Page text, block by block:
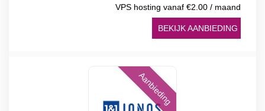
VPS hosting vanaf €2.00 / maand
BEKIJK AANBIEDING
Aanbieding